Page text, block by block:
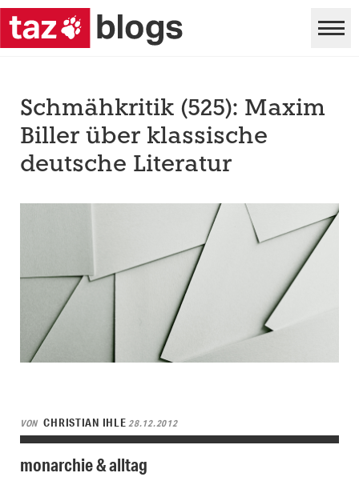
Schmähkritik (525): Maxim
Biller über klassische
deutsche Literatur
VON CHRISTIAN IHLE28.12.2012
monarchie & alltag